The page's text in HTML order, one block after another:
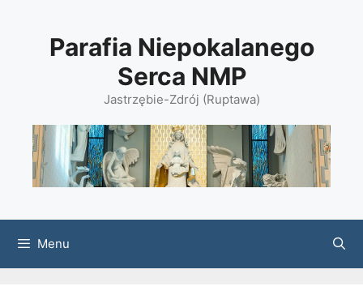
Parafia Niepokalanego
Serca NMP
Jastrzębie-Zdrój (Ruptawa)
Menu